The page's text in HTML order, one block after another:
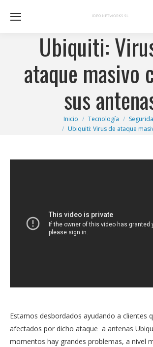
Ubiquiti:
ataque masivo
sus
Inicio Tecnología
Ubiquiti: Virus de ataque
Estamos desbordados ayudando a clientes
afectados por dicho ataque a antenas
momentos hay grandes problemas, a nivel